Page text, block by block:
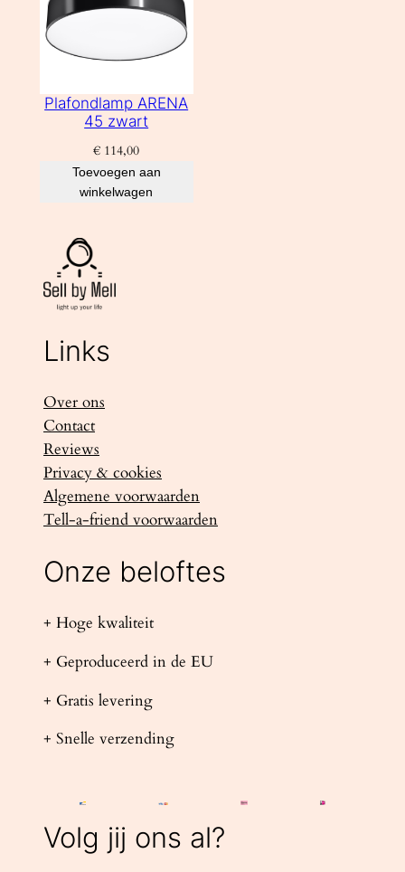
Plafondlamp ARENA
45 zwart
€ 114,00
Toevoegen aan
winkelwagen
Links
Over ons
Contact
Reviews
Privacy & cookies
Algemene voorwaarden
Tell-a-friend voorwaarden
Onze beloftes
+ Hoge kwaliteit
+ Geproduceerd in de EU
+ Gratis levering
+ Snelle verzending
Volg jij ons al?